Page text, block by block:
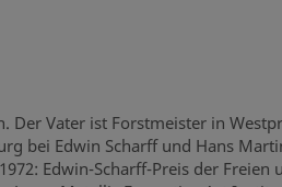
Der Vater ist Forstmeister in
bei Edwin Scharff und Hans
Edwin-Scharff-Preis der